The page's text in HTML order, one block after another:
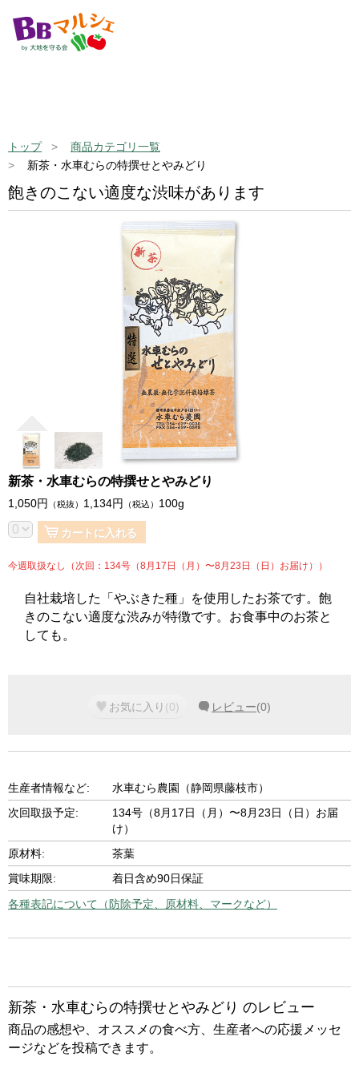
トップ
商品カテゴリ一覧
新茶・水車むらの特撰せとやみどり
飽きのこない適度な渋味があります
新茶・水車むらの特撰せとやみどり
1,050円 （税抜） 1,134円 （税込） 100g
カートに入れる
今週取扱なし（次回：134号（8月17日（月）〜8月23日（日）お届け））
自社栽培した「やぶきた種」を使用したお茶です。飽
きのこない適度な渋みが特徴です。お食事中のお茶と
しても。
お気に入り (0) レビュー(0)
生産者情報など:
水車むら農園（静岡県藤枝市）
次回取扱予定:
134号（8月17日（月）〜8月23日（日）お届
け）
原材料:
茶葉
賞味期限:
着日含め90日保証
各種表記について（防除予定、原材料、マークなど）
新茶・水車むらの特撰せとやみどり のレビュー
商品の感想や、オススメの食べ方、生産者への応援メッセ
ージなどを投稿できます。